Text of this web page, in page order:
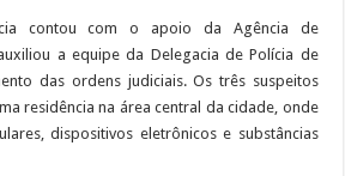
contou com o apoio da Agência de
a equipe da Delegacia de Polícia de
das ordens judiciais. Os três suspeitos
residência na área central da cidade, onde
dispositivos eletrônicos e substâncias